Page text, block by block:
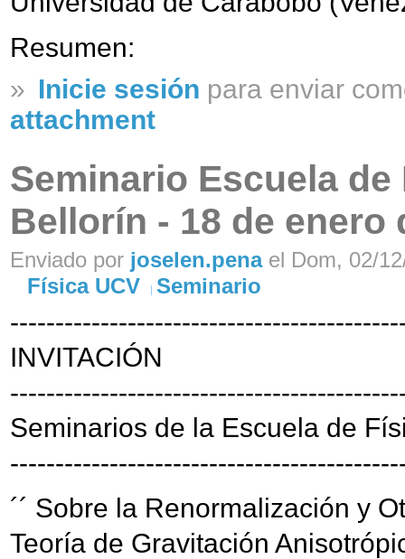
Resumen:
» Inicie sesión para enviar
attachment
Seminario Escuela
Bellorín - 18 de enero
Enviado por joselen.penael Dom, 02/
Física UCV
Seminario
INVITACIÓN
Seminarios de la Escuela de
´´ Sobre la Renormalización y
Teoría de Gravitación